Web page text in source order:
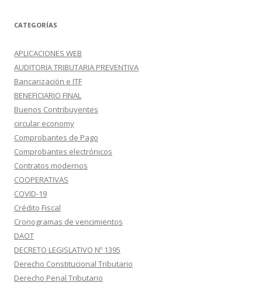
CATEGORÍAS
APLICACIONES WEB
AUDITORIA TRIBUTARIA PREVENTIVA
Bancarización e ITF
BENEFICIARIO FINAL
Buenos Contribuyentes
circular economy
Comprobantes de Pago
Comprobantes electrónicos
Contratos modernos
COOPERATIVAS
COVID-19
Crédito Fiscal
Cronogramas de vencimientos
DAOT
DECRETO LEGISLATIVO Nº 1395
Derecho Constitucional Tributario
Derecho Penal Tributario